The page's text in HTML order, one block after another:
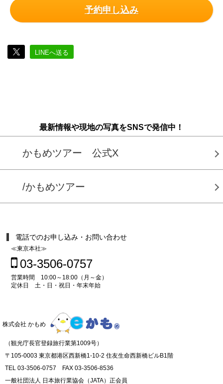
予約申し込み
LINEへ送る
最新情報や現地の写真をSNSで発信中！
かもめツアー 公式X
/かもめツアー
電話でのお申し込み・お問い合わせ
≪東京本社≫
03-3506-0757
営業時間 10:00～18:00（月～金）
定休日 土・日・祝日・年末年始
株式会社 かもめ
（観光庁長官登録旅行業第1009号）
〒105-0003 東京都港区西新橋1-10-2 住友生命西新橋ビルB1階
TEL 03-3506-0757 FAX 03-3506-8536
一般社団法人 日本旅行業協会（JATA）正会員